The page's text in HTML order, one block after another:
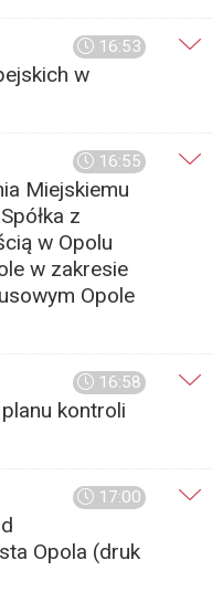
16:53
w
16:55
Miejskiemu
z
w Opolu
w zakresie
Opole
16:58
kontroli
17:00
Opola (druk